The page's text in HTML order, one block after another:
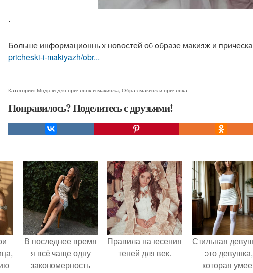
.
Больше информационных новостей об образе макияж и
pricheski-i-makiyazh/obr...
Категории: Модели для причесок и макияжа Образ макияж и прическа
Понравилось? Поделитесь с друзьями!
В последнее время
я всё чаще одну
закономерность
Правила нанесения
теней для век.
Стильная
это девушка,
которая